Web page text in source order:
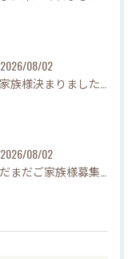
2026/08/02
2026/08/02